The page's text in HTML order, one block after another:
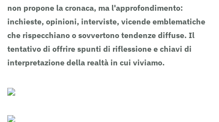
non propone la cronaca, ma l'approfondimento:
inchieste, opinioni, interviste, vicende emblematiche
che rispecchiano o sovvertono tendenze diffuse. Il
tentativo di offrire spunti di riflessione e chiavi di
interpretazione della realtà in cui viviamo.